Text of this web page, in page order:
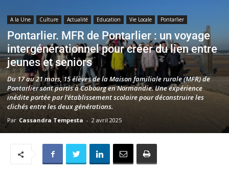
A la Une Culture Actualité Education Vie Locale Pontarlier
Pontarlier. MFR de Pontarlier : un voyage
intergénérationnel pour créer du lien entre
jeunes et seniors
Du 17 au 21 mars, 15 élèves de la Maison familiale rurale (MFR) de
Pontarlier sont partis à Cabourg en Normandie. Une expérience
inédite portée par l’établissement scolaire pour déconstruire les
clichés entre les deux générations.
Par Cassandra Tempesta - 2 avril 2025